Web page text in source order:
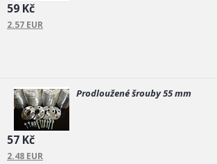
59 Kč
2.57 EUR
Prodloužené šrouby 55 mm
57 Kč
2.48 EUR